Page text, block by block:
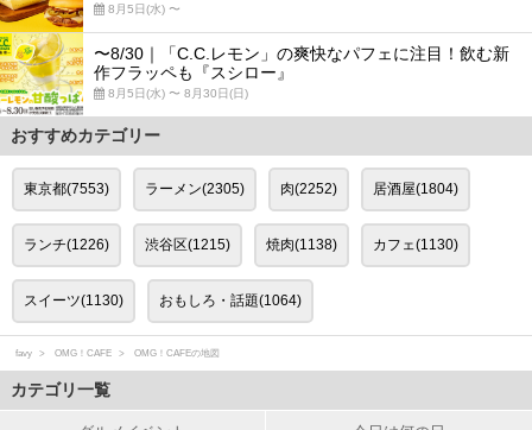
8月5日(水) 〜
〜8/30｜「C.C.レモン」の爽快なパフェに注目！飲む新
作フラッペも『スシロー』
8月5日(水) 〜 8月30日(日)
おすすめカテゴリー
東京都(7553) ラーメン(2305) 肉(2252) 居酒屋(1804)
ランチ(1226) 渋谷区(1215) 焼肉(1138) カフェ(1130)
スイーツ(1130) おもしろ・話題(1064)
favy OMG！CAFE OMG！CAFEの地図
カテゴリ一覧